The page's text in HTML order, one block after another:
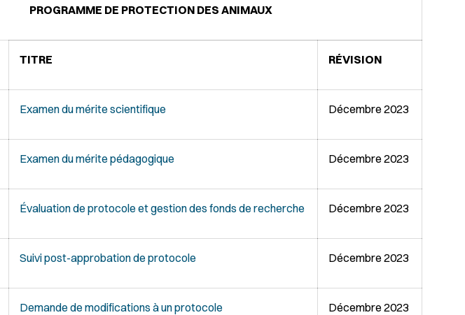
PROGRAMME DE PROTECTION DES ANIMAUX
TITRE RÉVISION
Examen du mérite scientifique Décembre 2023
Examen du mérite pédagogique Décembre 2023
Évaluation de protocole et gestion des fonds de recherche Décembre 2023
Suivi post-approbation de protocole Décembre 2023
Demande de modifications à un protocole Décembre 2023